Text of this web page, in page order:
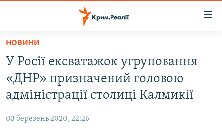
Перейти
основного
матеріалу
Перейти
до
основної
навігації
ВІДЕО ТА ФОТО
БЛОГИ
НОВИНИ
У Росії ексватажок угруповання
«ДНР» призначений головою
адміністрації столиці Калмикії
03 березень 2020, 22:26